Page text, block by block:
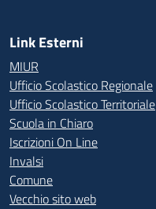
Link Esterni
MIUR
Ufficio Scolastico Regionale
Ufficio Scolastico Territoriale
Scuola in Chiaro
Iscrizioni On Line
Invalsi
Comune
Vecchio sito web